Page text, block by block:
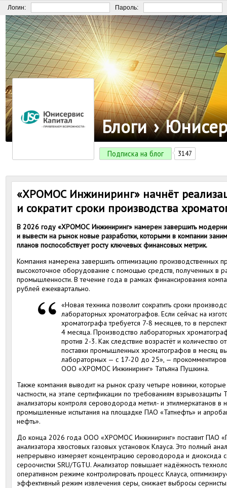
Логин: Пароль:
Блоги ›
Подписка на блог 3147
«ХРОМОС Инжиниринг» начнёт
и сократит сроки производства
В 2026 году «ХРОМОС Инжиниринг» намерен завершить
и вывести на рынок новые разработки, которыми в компании
планов поспособствует росту ключевых финансовых метрик.
Компания намерена завершить оптимизацию производственных
высокоточное оборудование с помощью средств, полученных в
промышленности. В течение года в рамках финансирования
рублей ежеквартально.
«Новая техника позволит сократить сроки
лабораторных хроматографов. Если сейчас на
хроматографа требуется 7-8 месяцев, то в
4 месяца. Производство лабораторных
против 2-3. Как следствие возрастёт и количество
поставки промышленных хроматографов в месяц
лабораторных — с 17-20 до 25», —
ООО «ХРОМОС Инжиниринг» Татьяна Пушкина.
Также компания выводит на рынок сразу четыре новинки,
частности, на этапе сертификации по требованиям
анализаторы контроля сероводорода метил- и этилмеркатанов
промышленные испытания на площадке ПАО «Татнефть» и
нефть».
До конца 2026 года ООО «ХРОМОС Инжиниринг» поставит ПАО
анализатора хвостовых газовых установок Клауса. Это полный
непрерывно измеряет концентрацию сероводорода и диоксида
сероочистки SRU/TGTU. Анализатор повышает надёжность
оперативном режиме контролировать процесс Клауса,
эффективный режим извлечения серы, снижает выбросы